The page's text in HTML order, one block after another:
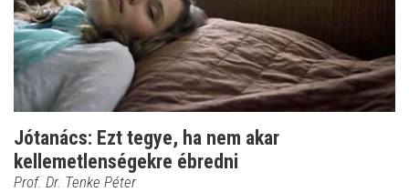
Jótanács: Ezt tegye, ha nem akar
kellemetlenségekre ébredni
Prof. Dr. Tenke Péter